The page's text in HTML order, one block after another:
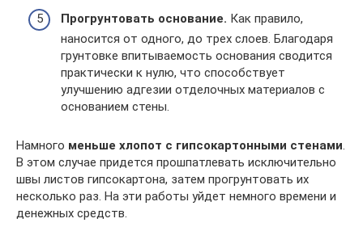
Прогрунтовать основание. Как правило,
наносится от одного, до трех слоев. Благодаря
грунтовке впитываемость основания сводится
практически к нулю, что способствует
улучшению адгезии отделочных материалов с
основанием стены.
Намного меньше хлопот с гипсокартонными стенами.
В этом случае придется прошпатлевать исключительно
швы листов гипсокартона, затем прогрунтовать их
несколько раз. На эти работы уйдет немного времени и
денежных средств.